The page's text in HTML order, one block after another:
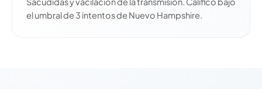
el umbral de 3 intentos de Nuevo Hampshire.